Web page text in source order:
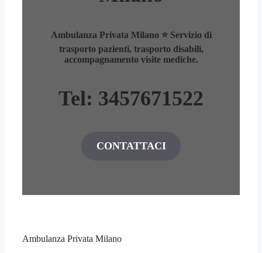
Ambulanza Privata Milano ⭐ Servizio di
trasporto pazienti, trasporto disabili,
accompagnamento visite mediche.
Tel: 3457671522
CONTATTACI
Ambulanza Privata Milano